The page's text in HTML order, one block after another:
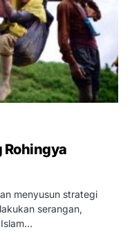
Rohingya
menyusun strategi
serangan,